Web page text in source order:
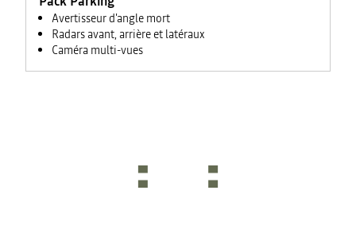
Avertisseur d'angle mort
Radars avant, arrière et latéraux
Caméra multi-vues